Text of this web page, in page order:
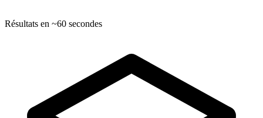
Résultats en ~60 secondes